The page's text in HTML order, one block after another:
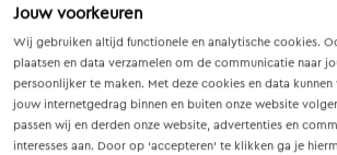
Jouw voorkeuren
Wij gebruiken altijd functionele en analytische cookies.
plaatsen en data verzamelen om de communicatie naar
persoonlijker te maken. Met deze cookies en data
jouw internetgedrag binnen en buiten onze website
passen wij en derden onze website, advertenties en
interesses aan. Door op ‘accepteren’ te klikken ga je
tram- en metroverkeer in tunnels komen